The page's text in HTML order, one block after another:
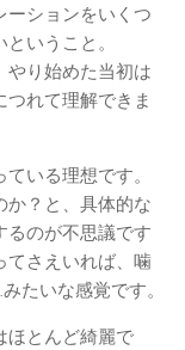
ーションをいくつ
いうこと。
やり始めた当初は
れて理解できま
いる理想です。
か？と、具体的な
るのが不思議です
てさえいれば、噛
たいな感覚です。
ほとんど綺麗で